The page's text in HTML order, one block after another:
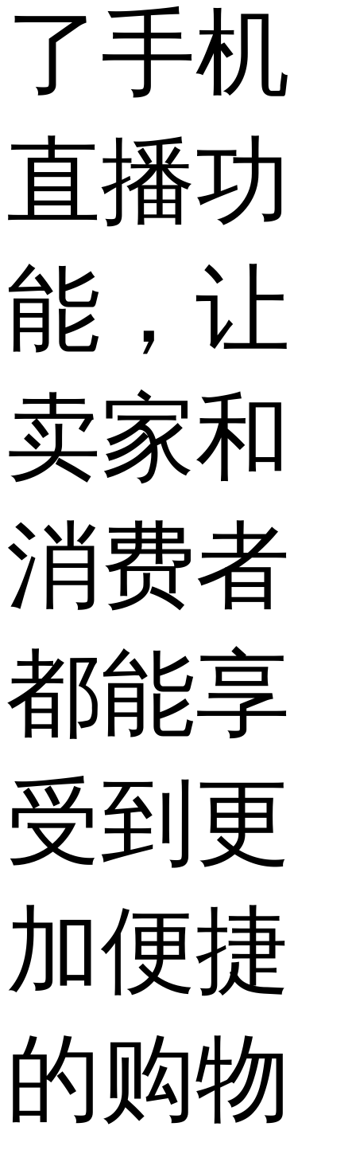
了手机
直播功
能，让
卖家和
消费者
都能享
受到更
加便捷
的购物